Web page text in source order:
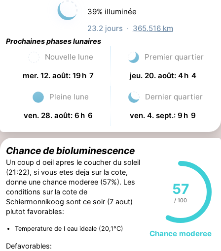
39% illuminée
23.2 jours · 365.516 km
Prochaines phases lunaires
Nouvelle lune
mer. 12. août: 19 h 7
Premier quartier
jeu. 20. août: 4 h 4
Pleine lune
ven. 28. août: 6 h 6
Dernier quartier
ven. 4. sept.: 9 h 9
Chance de bioluminescence
57
/ 100
Chance moderee
Un coup d oeil apres le coucher du soleil
(21:22), si vous etes deja sur la cote,
donne une chance moderee (57%). Les
conditions sur la cote de
Schiermonnikoog sont ce soir (7 aout)
plutot favorables:
Temperature de l eau ideale (20,1°C)
Defavorables: